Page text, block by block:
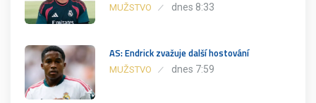
MUŽSTVO dnes 8:33
AS: Endrick zvažuje další hostování
MUŽSTVO dnes 7:59